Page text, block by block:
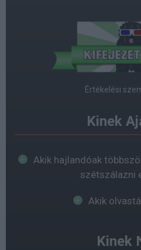
Értékelési
Kinek
Akik hajlandóak
szétszálazni
Akik
Kinek